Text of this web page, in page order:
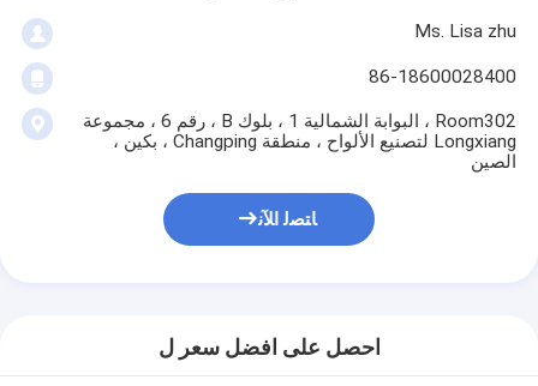
Ms. Lisa zhu
86-18600028400
Room302 ، البوابة الشمالية 1 ، بلوك B ، رقم 6 ، مجموعة
Longxiang لتصنيع الألواح ، منطقة Changping ، بكين ،
الصين
ﺎﺘﺼﻟ ﺍﻶﻧ
احصل على افضل سعر ل